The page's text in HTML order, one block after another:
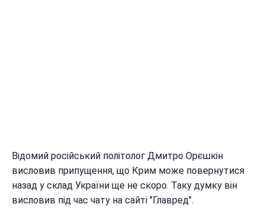
Відомий російський політолог Дмитро Орєшкін
висловив припущення, що Крим може повернутися
назад у склад України ще не скоро. Таку думку він
висловив під час чату на сайті "Главред".